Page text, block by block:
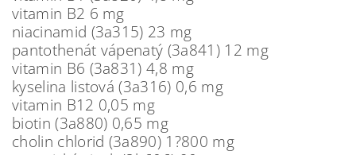
vitamin B2 6 mg
niacinamid (3a315) 23 mg
pantothenát vápenatý (3a841) 12 mg
vitamin B6 (3a831) 4,8 mg
kyselina listová (3a316) 0,6 mg
vitamin B12 0,05 mg
biotin (3a880) 0,65 mg
cholin chlorid (3a890) 1?800 mg